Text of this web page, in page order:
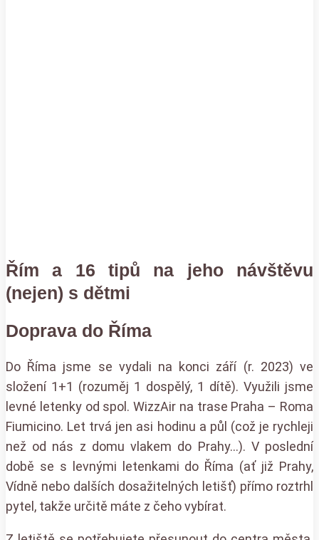
Řím a 16 tipů na jeho návštěvu
(nejen) s dětmi
Doprava do Říma
Do Říma jsme se vydali na konci září (r. 2023) ve
složení 1+1 (rozuměj 1 dospělý, 1 dítě). Využili jsme
levné letenky od spol. WizzAir na trase Praha – Roma
Fiumicino. Let trvá jen asi hodinu a půl (což je rychleji
než od nás z domu vlakem do Prahy…). V poslední
době se s levnými letenkami do Říma (ať již Prahy,
Vídně nebo dalších dosažitelných letišť) přímo roztrhl
pytel, takže určitě máte z čeho vybírat.